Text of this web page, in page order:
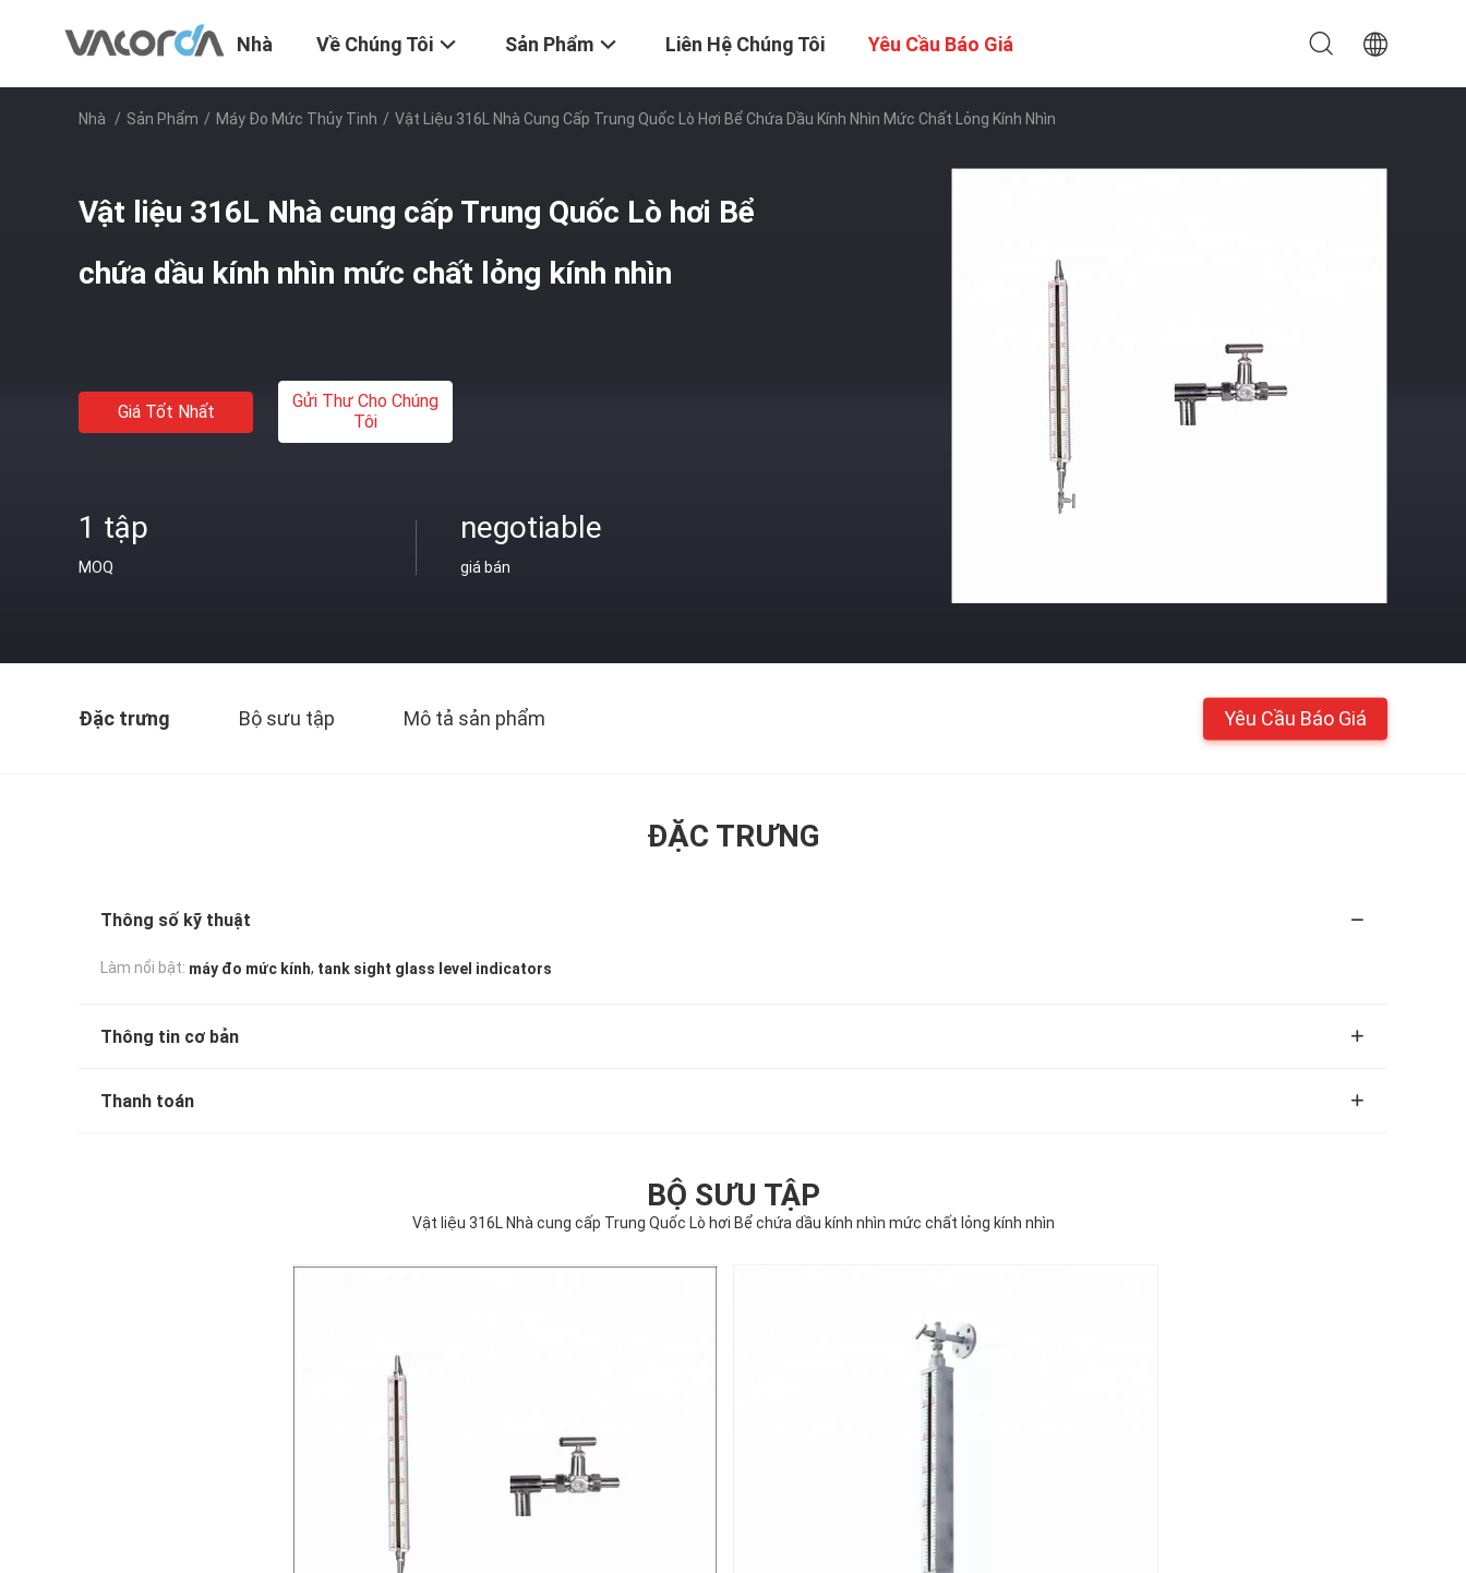
Nhà Về Chúng Tôi Sản Phẩm Liên Hệ Chúng Tôi Yêu Cầu Báo Giá
Nhà / Sản Phẩm / Máy Đo Mức Thủy Tinh / Vật Liệu 316L Nhà Cung Cấp Trung Quốc Lò Hơi Bể Chứa Dầu Kính Nhìn Mức Chất Lỏng Kính Nhìn
Vật liệu 316L Nhà cung cấp Trung Quốc Lò hơi Bể
chứa dầu kính nhìn mức chất lỏng kính nhìn
Giá Tốt Nhất
Gửi Thư Cho Chúng
Tôi
1 tập
MOQ
negotiable
giá bán
Đặc trưng Bộ sưu tập Mô tả sản phẩm Yêu Cầu Báo Giá
ĐẶC TRƯNG
Thông số kỹ thuật
Làm nổi bật: máy đo mức kính, tank sight glass level indicators
Thông tin cơ bản
Thanh toán
BỘ SƯU TẬP
Vật liệu 316L Nhà cung cấp Trung Quốc Lò hơi Bể chứa dầu kính nhìn mức chất lỏng kính nhìn